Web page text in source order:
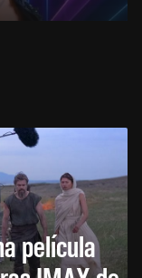
película